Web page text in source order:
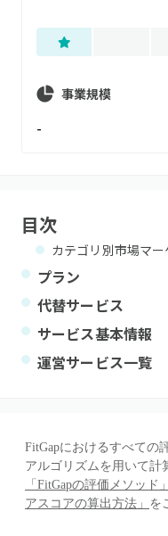
事業規模
-
目次
カテゴリ別市場マ
プラン
代替サービス
サービス基本情報
運営サービス一覧
FitGapにおけるすべての
アルゴリズムを用いて計
「FitGapの評価メソッド」
アスコアの算出方法」 を